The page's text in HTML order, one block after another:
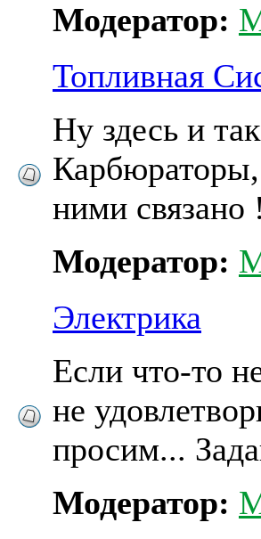
Модератор:
Топливная
Ну здесь и
Карбюраторы,
ними связано
Модератор:
Электрика
Если что-то
не
просим...
Модератор: